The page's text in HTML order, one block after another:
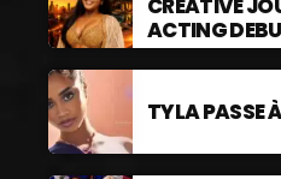
ACTING
TYLA PASSE